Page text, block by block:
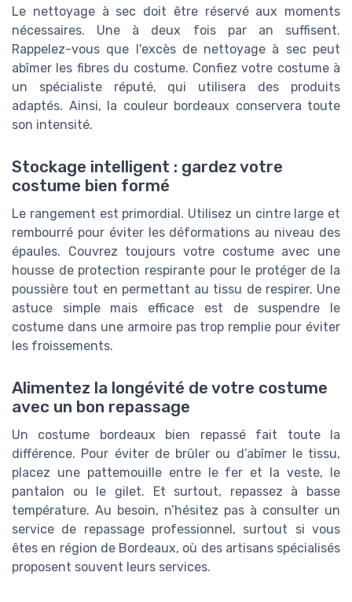
Le nettoyage à sec doit être réservé aux moments
nécessaires. Une à deux fois par an suffisent.
Rappelez-vous que l'excès de nettoyage à sec peut
abîmer les fibres du costume. Confiez votre costume à
un spécialiste réputé, qui utilisera des produits
adaptés. Ainsi, la couleur bordeaux conservera toute
son intensité.
Stockage intelligent : gardez votre
costume bien formé
Le rangement est primordial. Utilisez un cintre large et
rembourré pour éviter les déformations au niveau des
épaules. Couvrez toujours votre costume avec une
housse de protection respirante pour le protéger de la
poussière tout en permettant au tissu de respirer. Une
astuce simple mais efficace est de suspendre le
costume dans une armoire pas trop remplie pour éviter
les froissements.
Alimentez la longévité de votre costume
avec un bon repassage
Un costume bordeaux bien repassé fait toute la
différence. Pour éviter de brûler ou d’abîmer le tissu,
placez une pattemouille entre le fer et la veste, le
pantalon ou le gilet. Et surtout, repassez à basse
température. Au besoin, n’hésitez pas à consulter un
service de repassage professionnel, surtout si vous
êtes en région de Bordeaux, où des artisans spécialisés
proposent souvent leurs services.